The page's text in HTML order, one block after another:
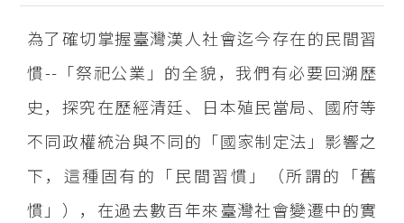
為了確切掌握臺灣漢人社會迄今存在的民間習
慣--「祭祀公業」的全貌，我們有必要回溯歷
史，探究在歷經清廷、日本殖民當局、國府等
不同政權統治與不同的「國家制定法」影響之
下，這種固有的「民間習慣」（所謂的「舊
慣」），在過去數百年來臺灣社會變遷中的實